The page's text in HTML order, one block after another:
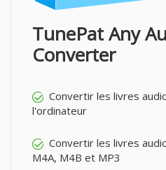
TunePat Any
Converter
Convertir les livres
l'ordinateur
Convertir les livres
M4A, M4B et MP3